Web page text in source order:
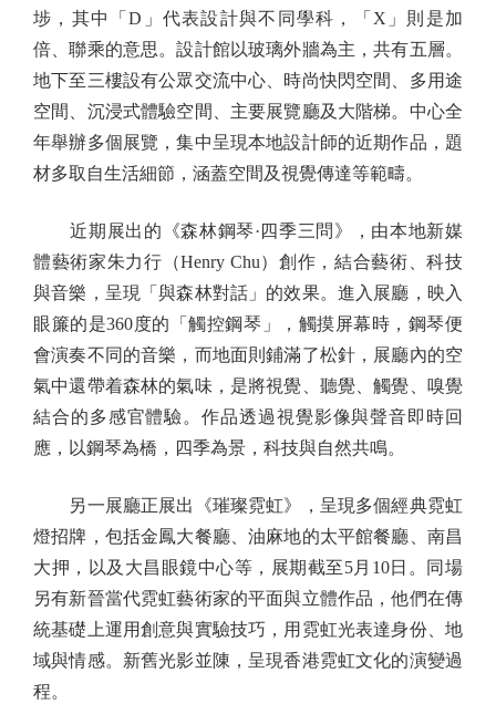
埗，其中「D」代表設計與不同學科，「X」則是加
倍、聯乘的意思。設計館以玻璃外牆為主，共有五層。
地下至三樓設有公眾交流中心、時尚快閃空間、多用途
空間、沉浸式體驗空間、主要展覽廳及大階梯。中心全
年舉辦多個展覽，集中呈現本地設計師的近期作品，題
材多取自生活細節，涵蓋空間及視覺傳達等範疇。
近期展出的《森林鋼琴·四季三問》，由本地新媒
體藝術家朱力行（Henry Chu）創作，結合藝術、科技
與音樂，呈現「與森林對話」的效果。進入展廳，映入
眼簾的是360度的「觸控鋼琴」，觸摸屏幕時，鋼琴便
會演奏不同的音樂，而地面則鋪滿了松針，展廳內的空
氣中還帶着森林的氣味，是將視覺、聽覺、觸覺、嗅覺
結合的多感官體驗。作品透過視覺影像與聲音即時回
應，以鋼琴為橋，四季為景，科技與自然共鳴。
另一展廳正展出《璀璨霓虹》，呈現多個經典霓虹
燈招牌，包括金鳳大餐廳、油麻地的太平館餐廳、南昌
大押，以及大昌眼鏡中心等，展期截至5月10日。同場
另有新晉當代霓虹藝術家的平面與立體作品，他們在傳
統基礎上運用創意與實驗技巧，用霓虹光表達身份、地
域與情感。新舊光影並陳，呈現香港霓虹文化的演變過
程。